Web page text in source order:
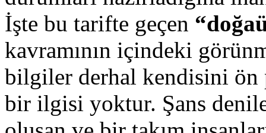
İşte bu tarifte geçen
kavramının içindeki
bilgiler derhal kendisini ön
bir ilgisi yoktur. Şans